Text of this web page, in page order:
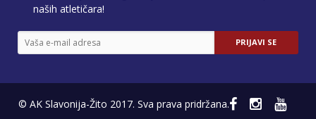
naših atletičara!
© AK Slavonija-Žito 2017. Sva prava pridržana.